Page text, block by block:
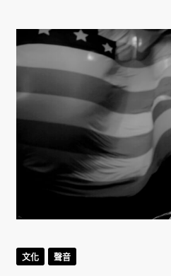
文化 聲音